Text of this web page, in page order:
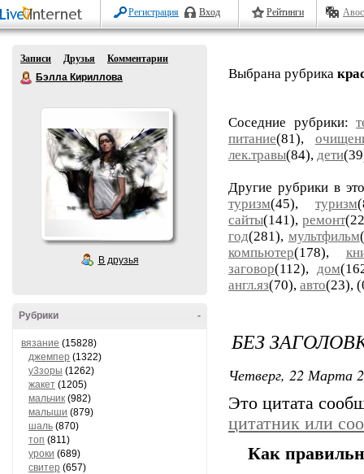
Регистрация Вход Рейтинги
Записи Друзья
Комментарии
Бэлла Кириллова
В друзья
-
Рубрики
вязание (15828)
джемпер (1322)
у3зоры (1262)
жакет (1205)
мальчик (982)
малыши (879)
шаль (870)
топ (811)
уроки (689)
свитер (657)
Выбрана рубрика
Соседние рубрики:
питание(81),
лек.травы(84), дети
Другие рубрики в
туризм(45), туризм
сайты(141), ремонт
год(281), мультфильм
компьютер(178),
заговор(112), дом
англ.яз(70), авто(23),
БЕЗ
Четверг, 22 Марта
Это цитата
цитатник или
Как